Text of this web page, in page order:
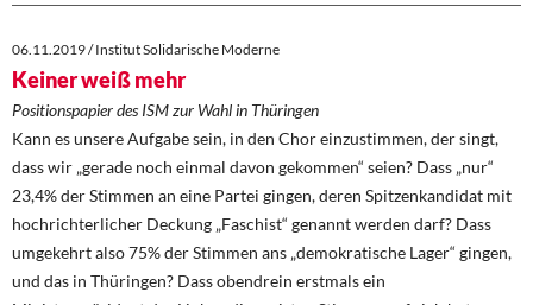
06.11.2019 / Institut Solidarische Moderne
Keiner weiß mehr
Positionspapier des ISM zur Wahl in Thüringen
Kann es unsere Aufgabe sein, in den Chor einzustimmen, der singt,
dass wir „gerade noch einmal davon gekommen“ seien? Dass „nur“
23,4% der Stimmen an eine Partei gingen, deren Spitzenkandidat mit
hochrichterlicher Deckung „Faschist“ genannt werden darf? Dass
umgekehrt also 75% der Stimmen ans „demokratische Lager“ gingen,
und das in Thüringen? Dass obendrein erstmals ein